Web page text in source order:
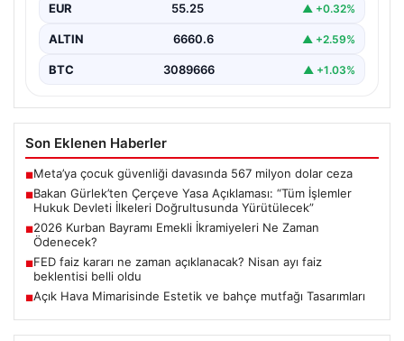
dönemi başlatacak çerçeve yasanın Meclis'te kabul…
EUR 55.25 ▲ +0.32%
ALTIN 6660.6 ▲ +2.59%
BTC 3089666 ▲ +1.03%
Son Eklenen Haberler
■Meta’ya çocuk güvenliği davasında 567 milyon dolar ceza
■Bakan Gürlek’ten Çerçeve Yasa Açıklaması: “Tüm İşlemler
Hukuk Devleti İlkeleri Doğrultusunda Yürütülecek”
■2026 Kurban Bayramı Emekli İkramiyeleri Ne Zaman
Ödenecek?
■FED faiz kararı ne zaman açıklanacak? Nisan ayı faiz
beklentisi belli oldu
■Açık Hava Mimarisinde Estetik ve bahçe mutfağı Tasarımları